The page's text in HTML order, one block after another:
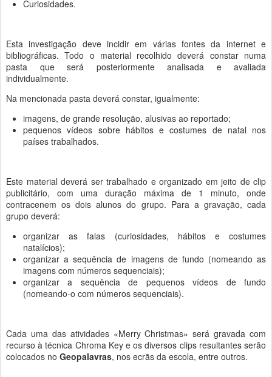
Curiosidades.
Esta investigação deve incidir em várias fontes da internet e
bibliográficas. Todo o material recolhido deverá constar numa
pasta que será posteriormente analisada e avaliada
individualmente.
Na mencionada pasta deverá constar, igualmente:
imagens, de grande resolução, alusivas ao reportado;
pequenos vídeos sobre hábitos e costumes de natal nos
países trabalhados.
Este material deverá ser trabalhado e organizado em jeito de clip
publicitário, com uma duração máxima de 1 minuto, onde
contracenem os dois alunos do grupo. Para a gravação, cada
grupo deverá:
organizar as falas (curiosidades, hábitos e costumes
natalícios);
organizar a sequência de imagens de fundo (nomeando as
imagens com números sequenciais);
organizar a sequência de pequenos vídeos de fundo
(nomeando-o com números sequenciais).
Cada uma das atividades «Merry Christmas» será gravada com
recurso à técnica Chroma Key e os diversos clips resultantes serão
colocados no Geopalavras, nos ecrãs da escola, entre outros.